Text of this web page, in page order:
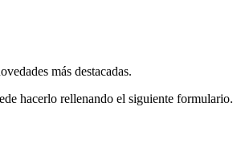
más destacadas.
hacerlo rellenando el siguiente formulario.